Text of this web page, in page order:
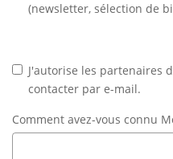
(newsletter, sélection de
J'autorise les partenaires
contacter par e-mail.
Comment avez-vous connu